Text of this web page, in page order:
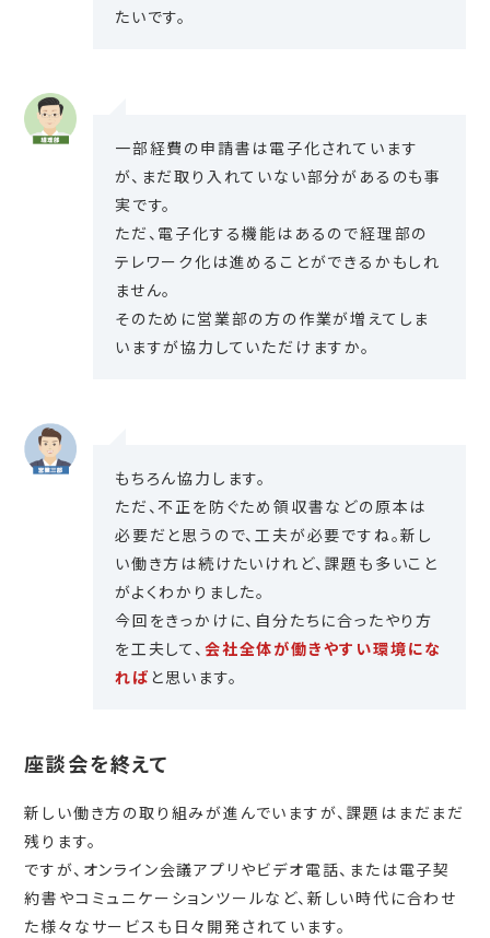
たいです。
一部経費の申請書は電子化されています
が、まだ取り入れていない部分があるのも事
実です。
ただ、電子化する機能はあるので経理部の
テレワーク化は進めることができるかもしれ
ません。
そのために営業部の方の作業が増えてしま
いますが協力していただけますか。
もちろん協力します。
ただ、不正を防ぐため領収書などの原本は
必要だと思うので、工夫が必要ですね。新し
い働き方は続けたいけれど、課題も多いこと
がよくわかりました。
今回をきっかけに、自分たちに合ったやり方
を工夫して、 会社全体が働きやすい環境にな
れば と思います。
座談会を終えて
新しい働き方の取り組みが進んでいますが、課題はまだまだ
残ります。
ですが、オンライン会議アプリやビデオ電話、または電子契
約書やコミュニケーションツールなど、新しい時代に合わせ
た様々なサービスも日々開発されています。